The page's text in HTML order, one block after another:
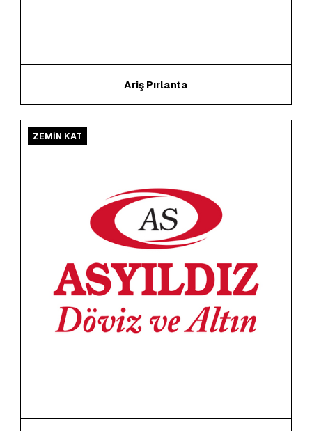
Ariş Pırlanta
ZEMİN KAT